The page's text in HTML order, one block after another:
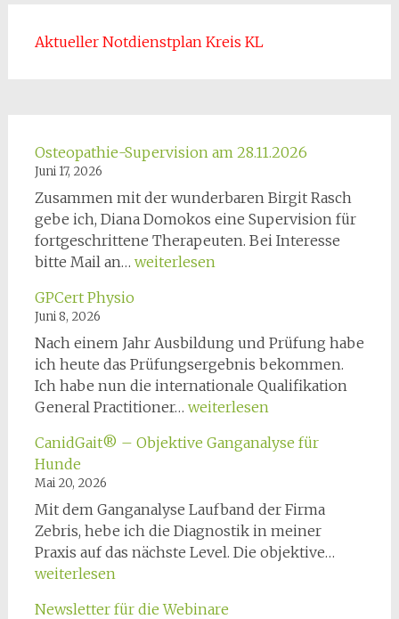
Aktueller Notdienstplan Kreis KL
Osteopathie-Supervision am 28.11.2026
Juni 17, 2026
Zusammen mit der wunderbaren Birgit Rasch
gebe ich, Diana Domokos eine Supervision für
fortgeschrittene Therapeuten. Bei Interesse
bitte Mail an… Osteopathie-
am
weiterlesen
GPCert Physio
Juni 8, 2026
Nach einem Jahr Ausbildung und Prüfung habe
ich heute das Prüfungsergebnis bekommen.
Ich habe nun die internationale Qualifikation
General Practitioner… GPCert
weiterlesen
CanidGait® – Objektive Ganganalyse für
Hunde
Mai 20, 2026
Mit dem Ganganalyse Laufband der Firma
Zebris, hebe ich die Diagnostik in meiner
Praxis auf das nächste Level. Die objektive…
weiterlesen
Newsletter für die Webinare